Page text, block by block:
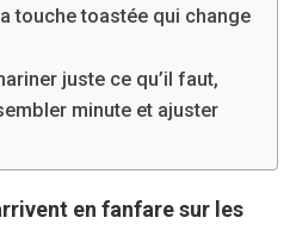
touche toastée qui change
juste ce qu’il faut,
minute et ajuster
en fanfare sur les